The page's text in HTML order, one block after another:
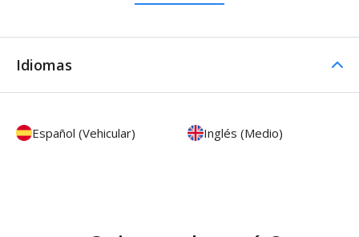
Idiomas
Español (Vehicular) Inglés (Medio)